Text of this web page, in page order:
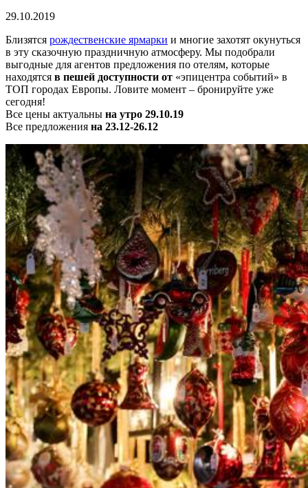
29.10.2019
Близятся рождественские ярмарки и многие захотят окунуться
в эту сказочную праздничную атмосферу. Мы подобрали
выгодные для агентов предложения по отелям, которые
находятся в пешей доступности от «эпицентра событий» в
ТОП городах Европы. Ловите момент – бронируйте уже
сегодня!
Все цены актуальны на утро 29.10.19
Все предложения на 23.12-26.12